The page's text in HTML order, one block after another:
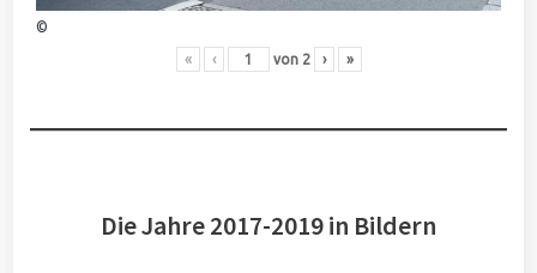
©
« ‹ von 2 › »
Die Jahre 2017-2019 in Bildern